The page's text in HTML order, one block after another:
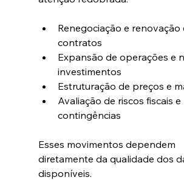
Renegociação e renovação
contratos
Expansão de operações e
investimentos
Estruturação de preços e
Avaliação de riscos fiscais e
contingências
Esses movimentos dependem
diretamente da qualidade dos
disponíveis.